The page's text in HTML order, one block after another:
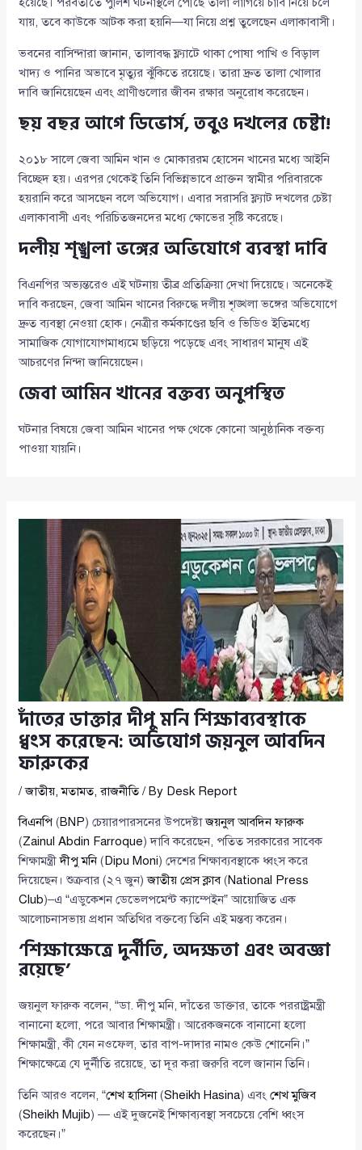
যায়, তবে কাউকে আটক করা হয়নি—যা নিয়ে প্রশ্ন তুলেছেন এলাকাবাসী।
ভবনের বাসিন্দারা জানান, তালাবদ্ধ ফ্ল্যাটে থাকা পোষা পাখি ও বিড়াল
খাদ্য ও পানির অভাবে মৃত্যুর ঝুঁকিতে রয়েছে। তারা দ্রুত তালা খোলার
দাবি জানিয়েছেন এবং প্রাণীগুলোর জীবন রক্ষার অনুরোধ করেছেন।
ছয় বছর আগে ডিভোর্স, তবুও দখলের চেষ্টা!
২০১৮ সালে জেবা আমিন খান ও মোকাররম হোসেন খানের মধ্যে আইনি
বিচ্ছেদ হয়। এরপর থেকেই তিনি বিভিন্নভাবে প্রাক্তন স্বামীর পরিবারকে
হয়রানি করে আসছেন বলে অভিযোগ। এবার সরাসরি ফ্ল্যাট দখলের চেষ্টা
এলাকাবাসী এবং পরিচিতজনদের মধ্যে ক্ষোভের সৃষ্টি করেছে।
দলীয় শৃঙ্খলা ভঙ্গের অভিযোগে ব্যবস্থা দাবি
বিএনপির অভ্যন্তরেও এই ঘটনায় তীব্র প্রতিক্রিয়া দেখা দিয়েছে। অনেকেই
দাবি করছেন, জেবা আমিন খানের বিরুদ্ধে দলীয় শৃঙ্খলা ভঙ্গের অভিযোগে
দ্রুত ব্যবস্থা নেওয়া হোক। নেত্রীর কর্মকাণ্ডের ছবি ও ভিডিও ইতিমধ্যে
সামাজিক যোগাযোগমাধ্যমে ছড়িয়ে পড়েছে এবং সাধারণ মানুষ এই
আচরণের নিন্দা জানিয়েছেন।
জেবা আমিন খানের বক্তব্য অনুপস্থিত
ঘটনার বিষয়ে জেবা আমিন খানের পক্ষ থেকে কোনো আনুষ্ঠানিক বক্তব্য
পাওয়া যায়নি।
দাঁতের ডাক্তার দীপু মনি শিক্ষাব্যবস্থাকে
ধ্বংস করেছেন: অভিযোগ জয়নুল আবদিন
ফারুকের
/জাতীয়,মতামত,রাজনীতি/ By Desk Report
বিএনপি (BNP) চেয়ারপারসনের উপদেষ্টাজয়নুল আবদিন ফারুক
(Zainul Abdin Farroque) দাবি করেছেন, পতিত সরকারের সাবেক
শিক্ষামন্ত্রীদীপু মনি( Dipu Moni) দেশের শিক্ষাব্যবস্থাকে ধ্বংস করে
দিয়েছেন। শুক্রবার (২৭ জুন)জাতীয় প্রেস ক্লাব(National Press
Club)–এ “এডুকেশন ডেভেলপমেন্ট ক্যাম্পেইন” আয়োজিত এক
আলোচনাসভায় প্রধান অতিথির বক্তব্যে তিনি এই মন্তব্য করেন।
‘শিক্ষাক্ষেত্রে দুর্নীতি, অদক্ষতা এবং অবজ্ঞা
রয়েছে’
জয়নুল ফারুক বলেন, “ডা. দীপু মনি, দাঁতের ডাক্তার, তাকে পররাষ্ট্রমন্ত্রী
বানানো হলো, পরে আবার শিক্ষামন্ত্রী। আরেকজনকে বানানো হলো
শিক্ষামন্ত্রী, কী যেন নওফেল, তার বাপ-দাদার নামও কেউ শোনেনি।”
শিক্ষাক্ষেত্রে যে দুর্নীতি রয়েছে, তা দূর করা জরুরি বলে জানান তিনি।
তিনি আরও বলেন, “শেখ হাসিনা(Sheikh Hasina) এবংশেখ মুজিব
(Sheikh Mujib) — এই দুজনেই শিক্ষাব্যবস্থা সবচেয়ে বেশি ধ্বংস
করেছেন।”